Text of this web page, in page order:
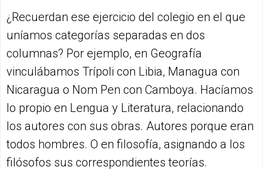
¿Recuerdan ese ejercicio del colegio en el que
uníamos categorías separadas en dos
columnas? Por ejemplo, en Geografía
vinculábamos Trípoli con Libia, Managua con
Nicaragua o Nom Pen con Camboya. Hacíamos
lo propio en Lengua y Literatura, relacionando
los autores con sus obras. Autores porque eran
todos hombres. O en filosofía, asignando a los
filósofos sus correspondientes teorías.